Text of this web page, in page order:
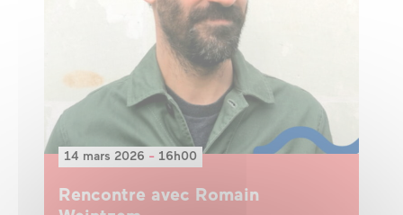
14 mars 2026 - 16h00
Rencontre avec Romain